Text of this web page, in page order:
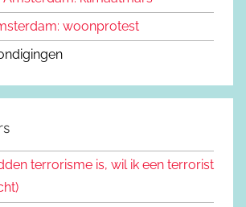
woonprotest
terrorisme is, wil ik een terrorist